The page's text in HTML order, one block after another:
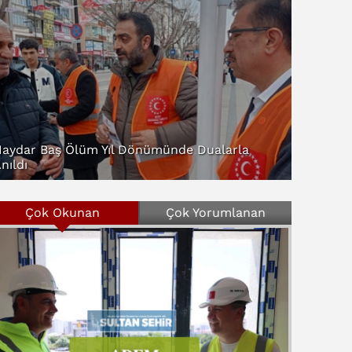
Baş Ölüm Yıl Dönümünde Dualarla
Çok Okunan Çok Yorumlanan